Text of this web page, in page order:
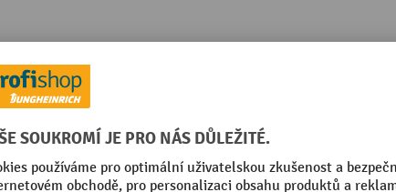
pěny, ŠxH 600 x 910 mm, černá
Z kategorie:
černá
mm
Rozšiřitelný
Segmentu